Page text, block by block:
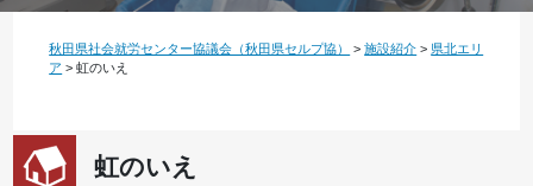
秋田県社会就労センター協議会（秋田県セルプ協） >施設紹介 > 県北エリ
ア >虹のいえ
虹のいえ